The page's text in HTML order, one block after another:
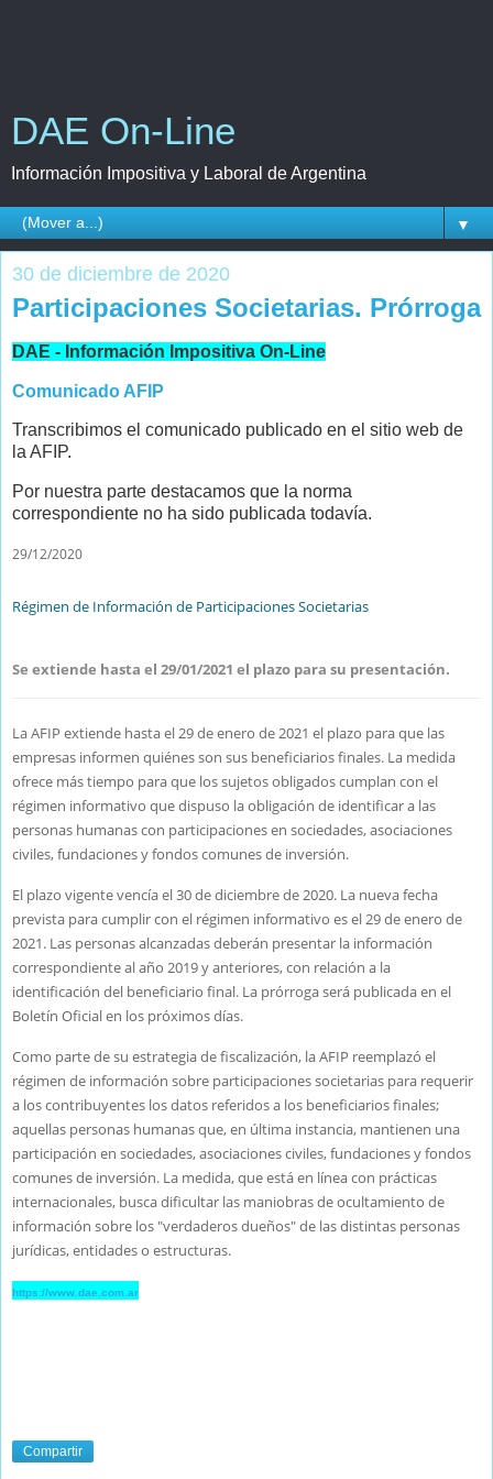
DAE On-Line
Información Impositiva y Laboral de Argentina
▼
30 de diciembre de 2020
Participaciones Societarias. Prórroga
DAE - Información Impositiva On-Line
Comunicado AFIP
Transcribimos el comunicado publicado en el sitio web de
la AFIP.
Por nuestra parte destacamos que la norma
correspondiente no ha sido publicada todavía.
29/12/2020
Régimen de Información de Participaciones Societarias
Se extiende hasta el 29/01/2021 el plazo para su presentación.
La AFIP extiende hasta el 29 de enero de 2021 el plazo para que las
empresas informen quiénes son sus beneficiarios finales. La medida
ofrece más tiempo para que los sujetos obligados cumplan con el
régimen informativo que dispuso la obligación de identificar a las
personas humanas con participaciones en sociedades, asociaciones
civiles, fundaciones y fondos comunes de inversión.
El plazo vigente vencía el 30 de diciembre de 2020. La nueva fecha
prevista para cumplir con el régimen informativo es el 29 de enero de
2021. Las personas alcanzadas deberán presentar la información
correspondiente al año 2019 y anteriores, con relación a la
identificación del beneficiario final. La prórroga será publicada en el
Boletín Oficial en los próximos días.
Como parte de su estrategia de fiscalización, la AFIP reemplazó el
régimen de información sobre participaciones societarias para requerir
a los contribuyentes los datos referidos a los beneficiarios finales;
aquellas personas humanas que, en última instancia, mantienen una
participación en sociedades, asociaciones civiles, fundaciones y fondos
comunes de inversión. La medida, que está en línea con prácticas
internacionales, busca dificultar las maniobras de ocultamiento de
información sobre los "verdaderos dueños" de las distintas personas
jurídicas, entidades o estructuras.
https://www.dae.com.ar
Compartir